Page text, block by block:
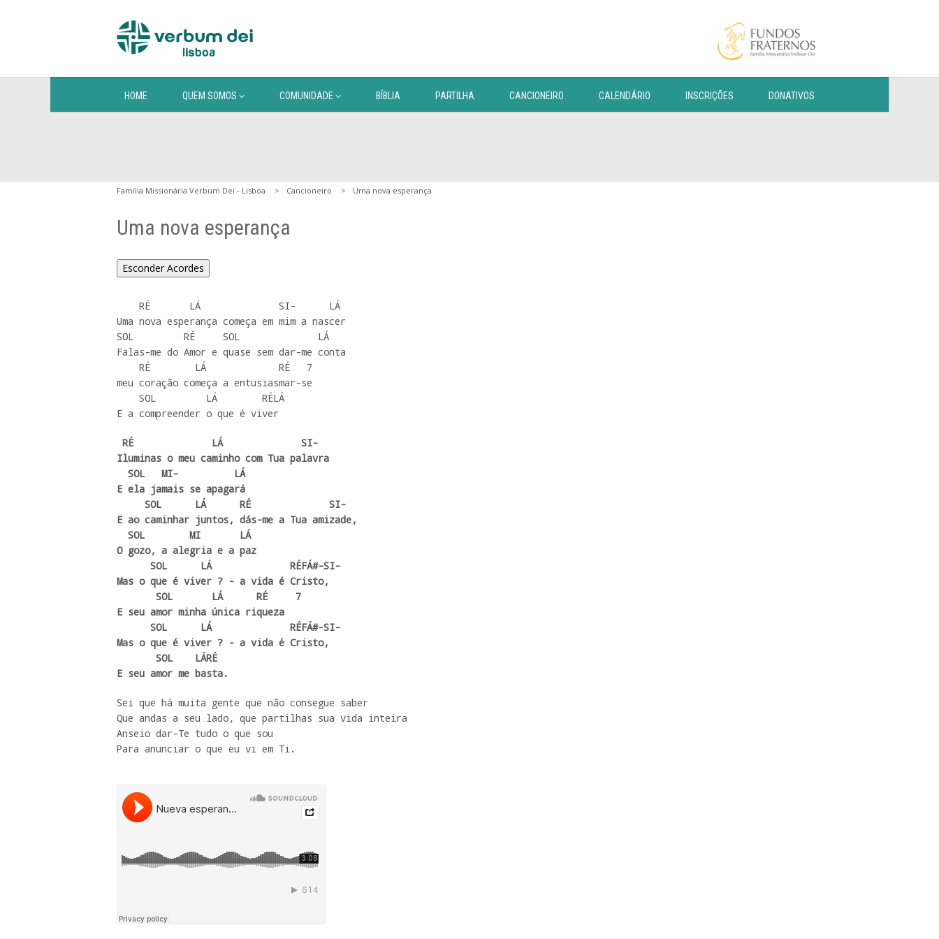
HOME QUEM SOMOS COMUNIDADE BÍBLIA PARTILHA CANCIONEIRO CALENDÁRIO INSCRIÇÕES DONATIVOS
Família Missionária Verbum Dei - Lisboa Cancioneiro Uma nova esperança
Uma nova esperança
Esconder Acordes
Uma nova esperança começa em mim a nascer
SOL         RÉ     SOL              LÁ
Falas-me do Amor e quase sem dar-me conta
meu coração começa a entusiasmar-se
E a compreender o que é viver
Iluminas o meu caminho com Tua palavra
E ela jamais se apagará
E ao caminhar juntos, dás-me a Tua amizade,
O gozo, a alegria e a paz
Mas o que é viver ? - a vida é Cristo,
E seu amor minha única riqueza
Mas o que é viver ? - a vida é Cristo,
E seu amor me basta.
Sei que há muita gente que não consegue saber
Que andas a seu lado, que partilhas sua vida inteira
Anseio dar-Te tudo o que sou
Para anunciar o que eu vi em Ti.